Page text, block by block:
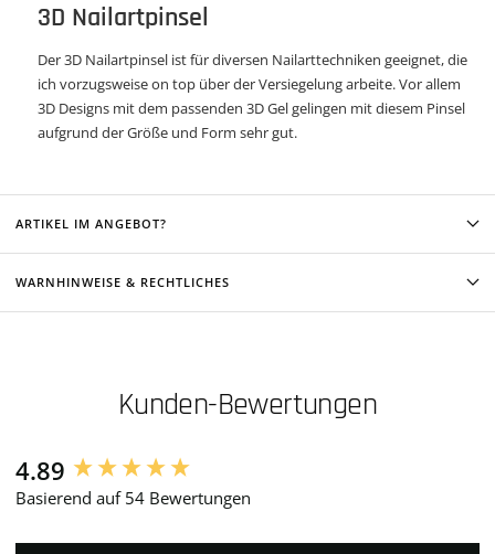
3D Nailartpinsel
Der 3D Nailartpinsel ist für diversen Nailarttechniken geeignet, die
ich vorzugsweise on top über der Versiegelung arbeite. Vor allem
3D Designs mit dem passenden 3D Gel gelingen mit diesem Pinsel
aufgrund der Größe und Form sehr gut.
ARTIKEL IM ANGEBOT?
WARNHINWEISE & RECHTLICHES
Kunden-Bewertungen
4.89
Basierend auf 54 Bewertungen
New content loaded